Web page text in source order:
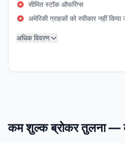
सीमित स्टॉक ऑफरिंग्स
अमेरिकी ग्राहकों को स्वीकार नहीं किया
अधिक विवरण
कम शुल्क ब्रोकर तुलना —